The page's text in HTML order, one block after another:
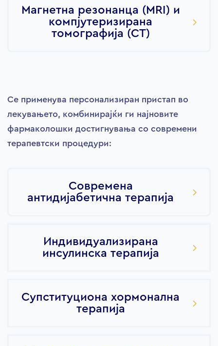
Магнетна резонанца (MRI) и
компјутеризирана
томографија (CT)
Се применува персонализиран пристап во
лекувањето, комбинирајќи ги најновите
фармаколошки достигнувања со современи
терапевтски процедури:
Современа
антидијабетична терапија
Индивидуализирана
инсулинска терапија
Супституциона хормонална
терапија